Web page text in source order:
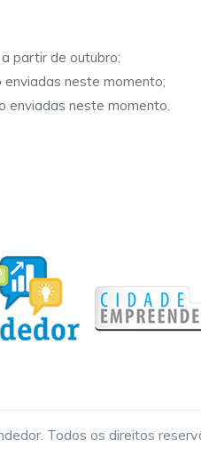
partir de outubro;
enviadas neste momento;
enviadas neste momento.
Todos os direitos